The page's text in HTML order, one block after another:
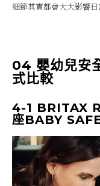
細節其實都會大大影響日
04 嬰幼兒安
式比較
4-1 BRITAX
座BABY